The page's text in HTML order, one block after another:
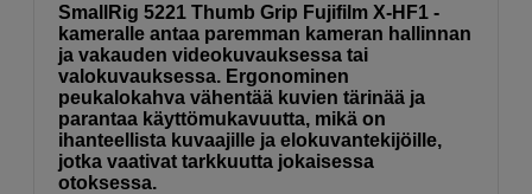
SmallRig 5221 Thumb Grip Fujifilm X-HF1 -
kameralle antaa paremman kameran hallinnan
ja vakauden videokuvauksessa tai
valokuvauksessa. Ergonominen
peukalokahva vähentää kuvien tärinää ja
parantaa käyttömukavuutta, mikä on
ihanteellista kuvaajille ja elokuvantekijöille,
jotka vaativat tarkkuutta jokaisessa
otoksessa.